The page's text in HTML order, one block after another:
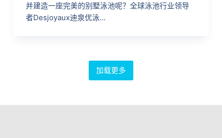
并建造一座完美的别墅泳池呢？全球泳池行业领导
者Desjoyaux迪泉优泳…
加载更多